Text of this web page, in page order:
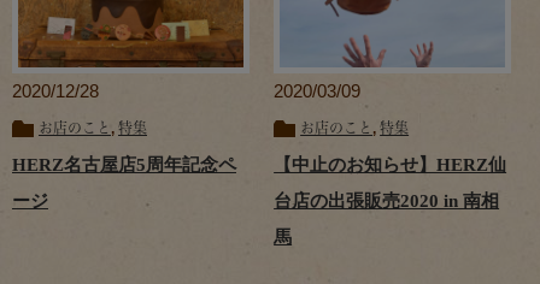
2020/12/28
お店のこと , 特集
HERZ名古屋店5周年記念ペ
ージ
2020/03/09
お店のこと ,特集
【中止のお知らせ】HERZ仙
台店の出張販売2020 in 南相
馬